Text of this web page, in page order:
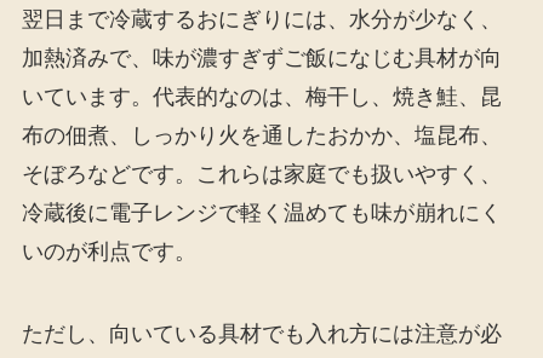
翌日まで冷蔵するおにぎりには、水分が少なく、
加熱済みで、味が濃すぎずご飯になじむ具材が向
いています。代表的なのは、梅干し、焼き鮭、昆
布の佃煮、しっかり火を通したおかか、塩昆布、
そぼろなどです。これらは家庭でも扱いやすく、
冷蔵後に電子レンジで軽く温めても味が崩れにく
いのが利点です。
ただし、向いている具材でも入れ方には注意が必